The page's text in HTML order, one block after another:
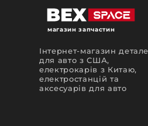
магазин запчастин
Інтернет-магазин
для авто з США,
електрокарів з Китаю,
електростанцій та
аксесуарів для авто